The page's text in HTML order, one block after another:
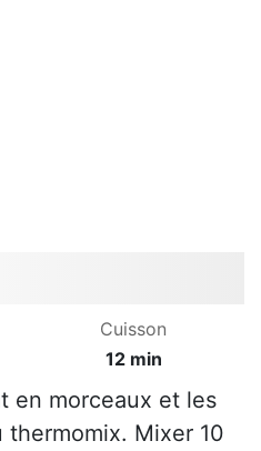
Cuisson
12 min
en morceaux et les
Mixer 10